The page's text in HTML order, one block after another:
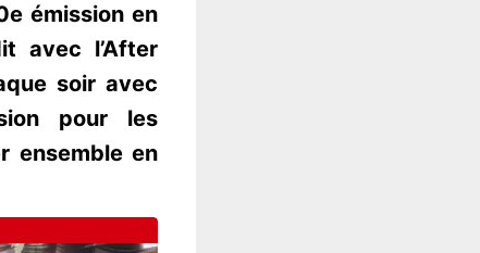
émission en
avec l’After
soir avec
pour les
ensemble en